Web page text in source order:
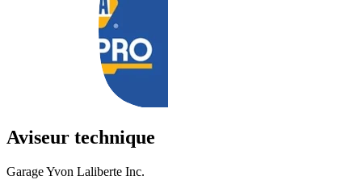
Aviseur technique
Garage Yvon Laliberte Inc.